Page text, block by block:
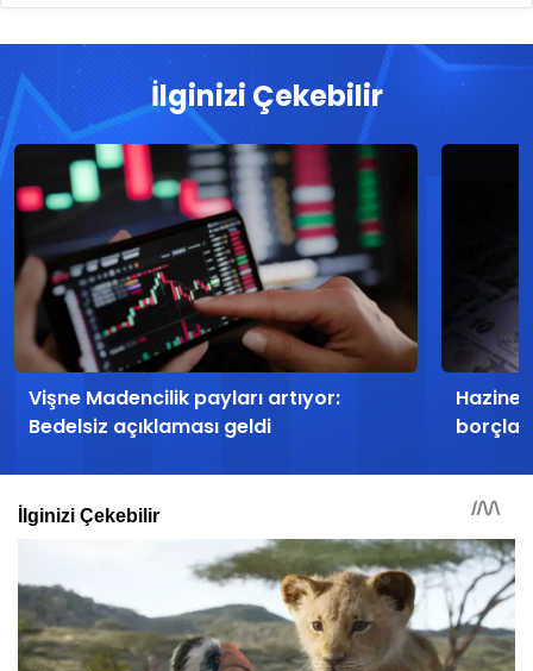
İlginizi Çekebilir
Vişne Madencilik payları artıyor:
Bedelsiz açıklaması geldi
Hazine